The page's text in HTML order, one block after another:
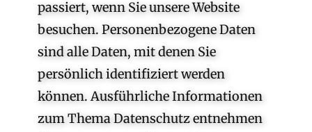
passiert, wenn Sie unsere Website
besuchen. Personenbezogene Daten
sind alle Daten, mit denen Sie
persönlich identifiziert werden
können. Ausführliche Informationen
zum Thema Datenschutz entnehmen